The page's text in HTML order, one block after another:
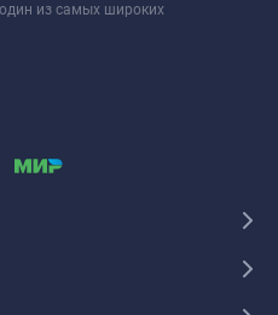
из самых широких